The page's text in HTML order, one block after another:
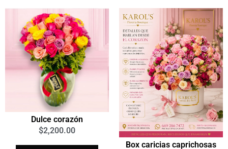
Dulce corazón
$2,200.00
Box caricias caprichosas